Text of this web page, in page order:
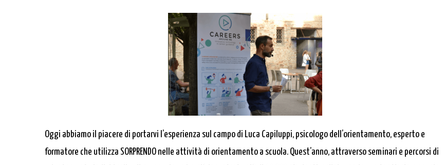
Oggi abbiamo il piacere di portarvi l’esperienza sul campo di Luca Capiluppi, psicologo dell’orientamento, esperto e
formatore che utilizza SORPRENDO nelle attività di orientamento a scuola. Quest’anno, attraverso seminari e percorsi di